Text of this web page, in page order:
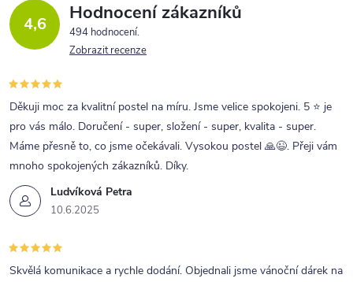
4,6 Hodnocení zákazníků
494 hodnocení
Zobrazit recenze
Ludvíková Petra
10.6.2025
Děkuji moc za kvalitní postel na míru. Jsme velice spokojeni. 5 ⭐ je
pro vás málo. Doručení - super, složení - super, kvalita - super.
Máme přesně to, co jsme očekávali. Vysokou postel 🙏😉. Přeji vám
mnoho spokojených zákazníků. Díky.
Skvělá komunikace a rychle dodání. Objednali jsme vánoční dárek na